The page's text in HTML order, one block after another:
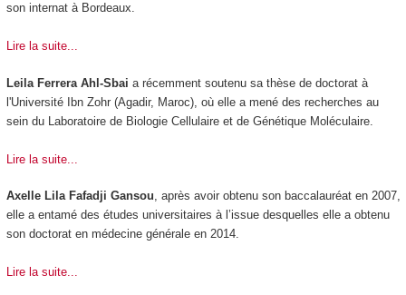
son internat à Bordeaux.
Lire la suite...
Leila Ferrera Ahl-Sbai a récemment soutenu sa thèse de doctorat à
l'Université Ibn Zohr (Agadir, Maroc), où elle a mené des recherches au
sein du Laboratoire de Biologie Cellulaire et de Génétique Moléculaire.
Lire la suite...
Axelle Lila Fafadji Gansou, après avoir obtenu son baccalauréat en 2007,
elle a entamé des études universitaires à l’issue desquelles elle a obtenu
son doctorat en médecine générale en 2014.
Lire la suite...